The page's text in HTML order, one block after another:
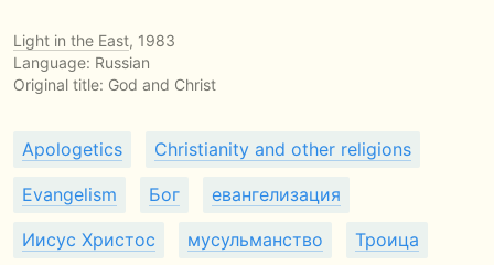
Light in the East, 1983
Language: Russian
Original title: God and Christ
Apologetics Christianity and other religions
Evangelism Бог евангелизация
Иисус Христос мусульманство Троица